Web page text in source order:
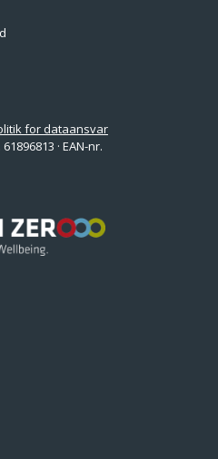
for dataansvar
· EAN-nr.